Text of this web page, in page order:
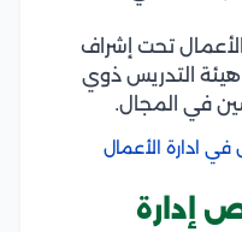
تحت إشراف
هيئة التدريس ذوي
في المجال.
ادارة الأعمال
إدارة